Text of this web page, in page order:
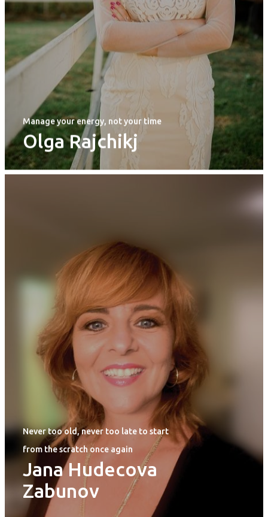
Manage your energy, not your time
Olga Rajchikj
Never too old, never too late to start
from the scratch once again
Jana Hudecova
Zabunov
Let's Change our Perspective: Forging
Creativity and Innovation
Edina Seleskovic
News
Welcome to
Prague
Impact
Tickets